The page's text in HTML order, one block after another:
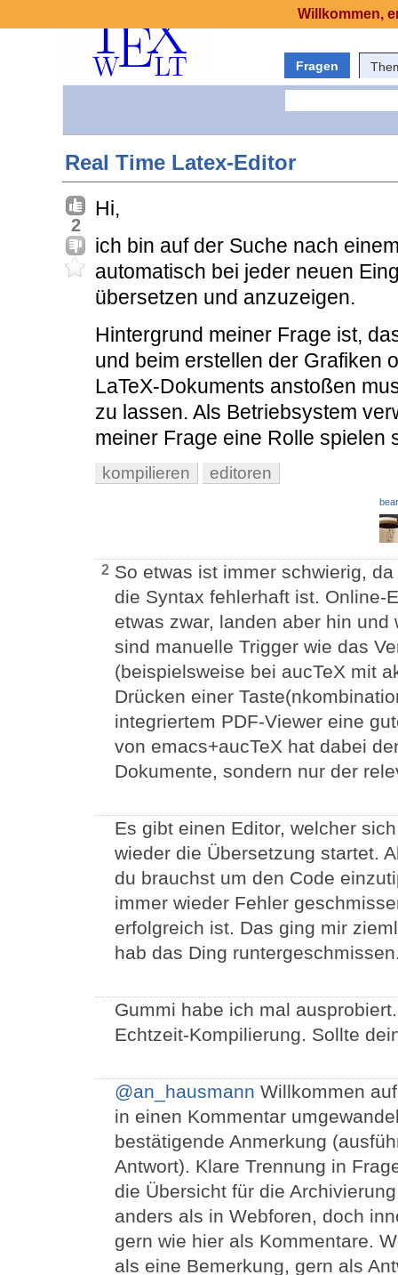
Fragen
Real Time Latex-Editor
2
Hi,
ich bin auf der Suche nach
automatisch bei jeder neuen
übersetzen und anzuzeigen.
Hintergrund meiner Frage ist,
und beim erstellen der Grafiken
LaTeX-Dokuments anstoßen
zu lassen. Als Betriebsystem
meiner Frage eine Rolle spielen
kompilieren editoren
2 So etwas ist immer schwierig,
die Syntax fehlerhaft ist. Online-
etwas zwar, landen aber hin
sind manuelle Trigger wie das
(beispielsweise bei aucTeX mit
Drücken einer
integriertem PDF-Viewer eine
von emacs+aucTeX hat dabei
Dokumente, sondern nur der
Es gibt einen Editor, welcher
wieder die Übersetzung startet.
du brauchst um den Code
immer wieder Fehler
erfolgreich ist. Das ging mir
hab das Ding
Gummi habe ich mal
Echtzeit-Kompilierung. Sollte
@an_hausmann Willkommen
in einen Kommentar
bestätigende Anmerkung
Antwort). Klare Trennung in
die Übersicht für die
anders als in Webforen, doch
gern wie hier als Kommentare.
als eine Bemerkung, gern als
Willkommen,